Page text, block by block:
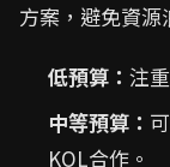
方案，避免資源
低預算： 注
中等預算：
KOL合作。